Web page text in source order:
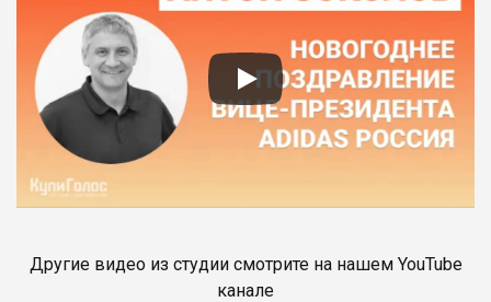
Другие видео из студии смотрите на нашем YouTube
канале